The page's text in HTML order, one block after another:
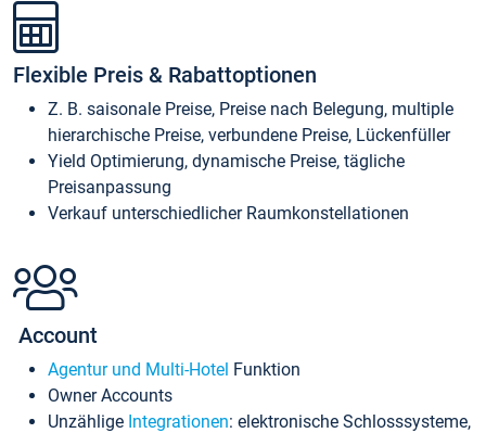
Flexible Preis & Rabattoptionen
Z. B. saisonale Preise, Preise nach Belegung, multiple
hierarchische Preise, verbundene Preise, Lückenfüller
Yield Optimierung, dynamische Preise, tägliche
Preisanpassung
Verkauf unterschiedlicher Raumkonstellationen
Account
Agentur und Multi-Hotel Funktion
Owner Accounts
Unzählige Integrationen: elektronische Schlosssysteme,